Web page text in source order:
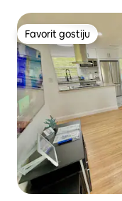
Favorit gostiju
Favorit gostiju